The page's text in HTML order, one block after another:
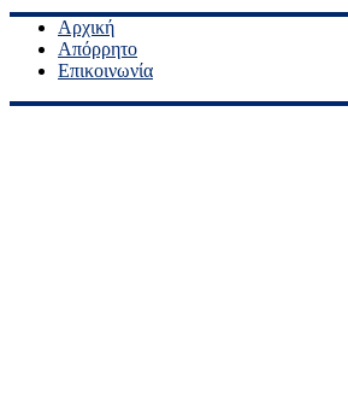
Αρχική
Απόρρητο
Επικοινωνία